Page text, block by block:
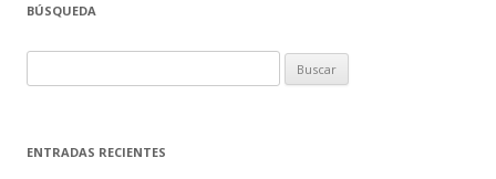
BÚSQUEDA
ENTRADAS RECIENTES